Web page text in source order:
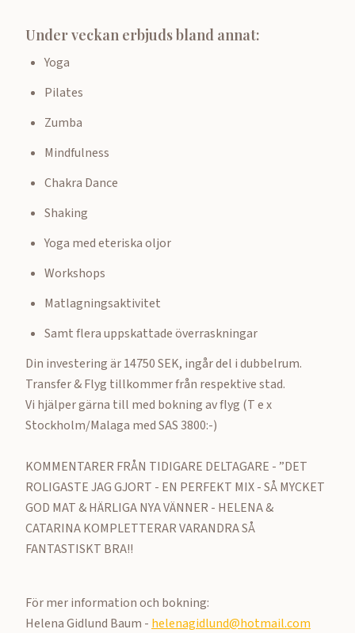
Under veckan erbjuds bland annat:
Yoga
Pilates
Zumba
Mindfulness
Chakra Dance
Shaking
Yoga med eteriska oljor
Workshops
Matlagningsaktivitet
Samt flera uppskattade överraskningar
Din investering är 14750 SEK, ingår del i dubbelrum.
Transfer & Flyg tillkommer från respektive stad.
Vi hjälper gärna till med bokning av flyg (T e x
Stockholm/Malaga med SAS 3800:-)
KOMMENTARER FRÅN TIDIGARE DELTAGARE - ”DET
ROLIGASTE JAG GJORT - EN PERFEKT MIX - SÅ MYCKET
GOD MAT & HÄRLIGA NYA VÄNNER - HELENA &
CATARINA KOMPLETTERAR VARANDRA SÅ
FANTASTISKT BRA!!
För mer information och bokning:
Helena Gidlund Baum - helenagidlund@hotmail.com